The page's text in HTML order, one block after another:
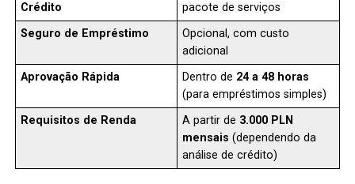
Crédito
pacote de serviços
Seguro de Empréstimo
Opcional, com custo
adicional
Aprovação Rápida
Dentro de 24 a 48 horas
(para empréstimos simples)
Requisitos de Renda
A partir de 3.000 PLN
mensais (dependendo da
análise de crédito)